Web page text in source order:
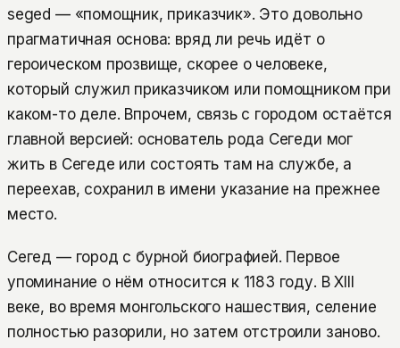
seged — «помощник, приказчик». Это довольно
прагматичная основа: вряд ли речь идёт о
героическом прозвище, скорее о человеке,
который служил приказчиком или помощником при
каком-то деле. Впрочем, связь с городом остаётся
главной версией: основатель рода Сегеди мог
жить в Сегеде или состоять там на службе, а
переехав, сохранил в имени указание на прежнее
место.
Сегед — город с бурной биографией. Первое
упоминание о нём относится к 1183 году. В XIII
веке, во время монгольского нашествия, селение
полностью разорили, но затем отстроили заново.